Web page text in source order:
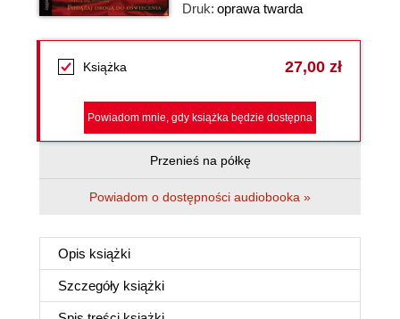
Druk: oprawa twarda
Książka 27,00 zł
Powiadom mnie, gdy książka będzie dostępna
Przenieś na półkę
Powiadom o dostępności audiobooka »
Opis książki
Szczegóły książki